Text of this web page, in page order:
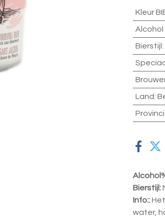
Kleur
Alcohol
Bierstijl :
Land:
Bierstijl:
Info::
water,